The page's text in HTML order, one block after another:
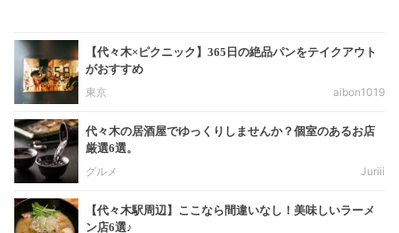
【代々木×ピクニック】365日の絶品パンをテイクアウト
がおすすめ
東京
aibon1019
代々木の居酒屋でゆっくりしませんか？個室のあるお店
厳選6選。
グルメ
Juriii
【代々木駅周辺】ここなら間違いなし！美味しいラーメ
ン店6選♪